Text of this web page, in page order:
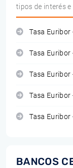
tipos de interés
Tasa Euribor
Tasa Euribor
Tasa Euribor
Tasa Euribor
Tasa Euribor
BANCOS